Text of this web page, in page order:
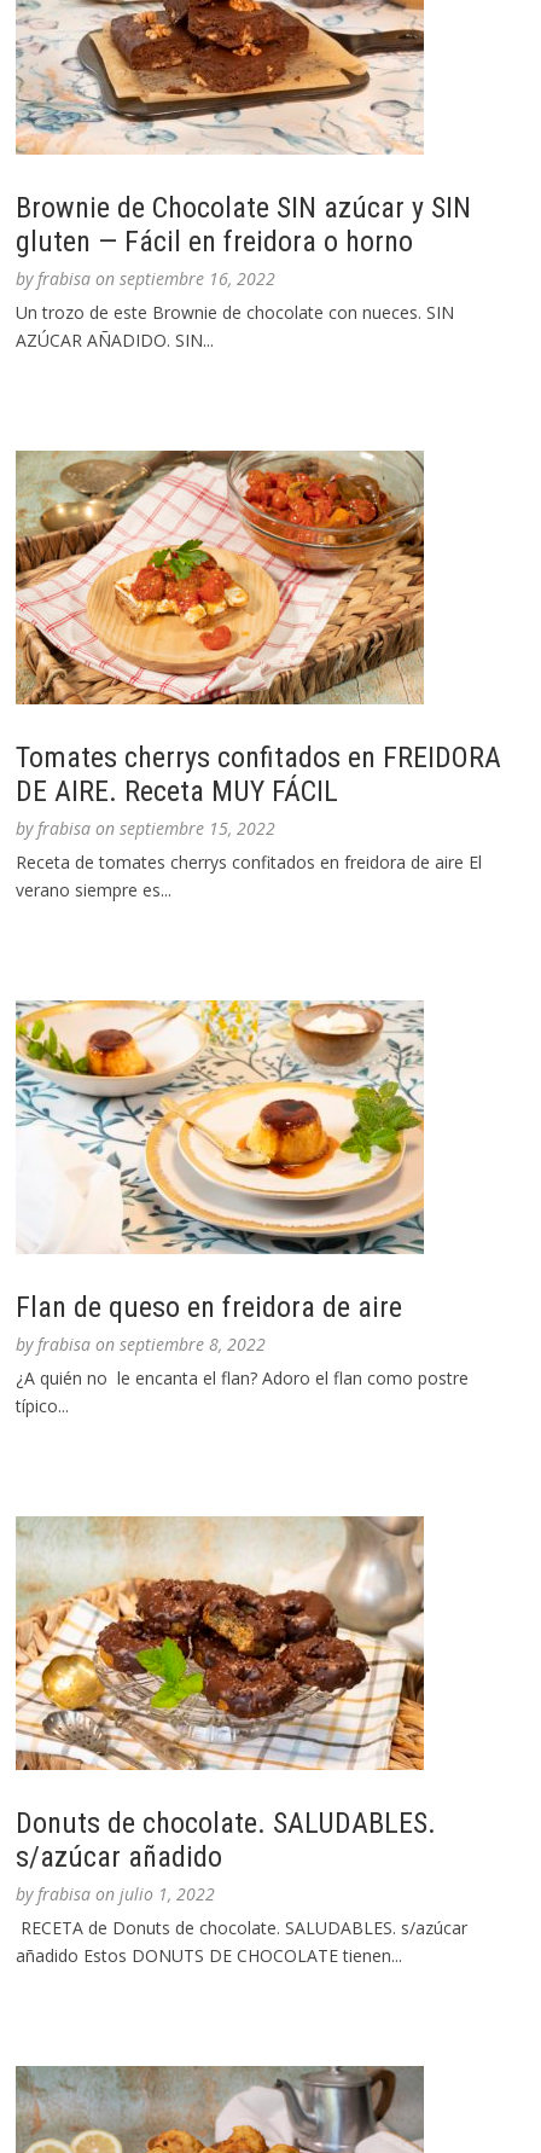
Brownie de Chocolate SIN azúcar y SIN
gluten — Fácil en freidora o horno
byfrabisa onseptiembre 16, 2022
Un trozo de este Brownie de chocolate con nueces. SIN
AZÚCAR AÑADIDO. SIN...
Tomates cherrys confitados en FREIDORA
DE AIRE. Receta MUY FÁCIL
byfrabisa onseptiembre 15, 2022
Receta de tomates cherrys confitados en freidora de aire El
verano siempre es...
Flan de queso en freidora de aire
byfrabisa onseptiembre 8, 2022
¿A quién no le encanta el flan? Adoro el flan como postre
típico...
Donuts de chocolate. SALUDABLES.
s/azúcar añadido
byfrabisa onjulio 1, 2022
RECETA de Donuts de chocolate. SALUDABLES. s/azúcar
añadido Estos DONUTS DE CHOCOLATE tienen...